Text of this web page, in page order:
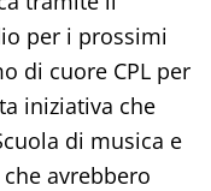
per i prossimi
di cuore CPL per
iniziativa che
di musica e
avrebbero